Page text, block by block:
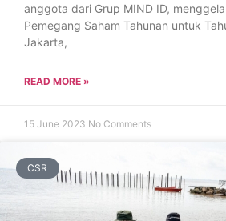
anggota dari Grup MIND ID,
Pemegang Saham Tahunan untuk
Jakarta,
READ MORE »
15 June 2023 No Comments
CSR